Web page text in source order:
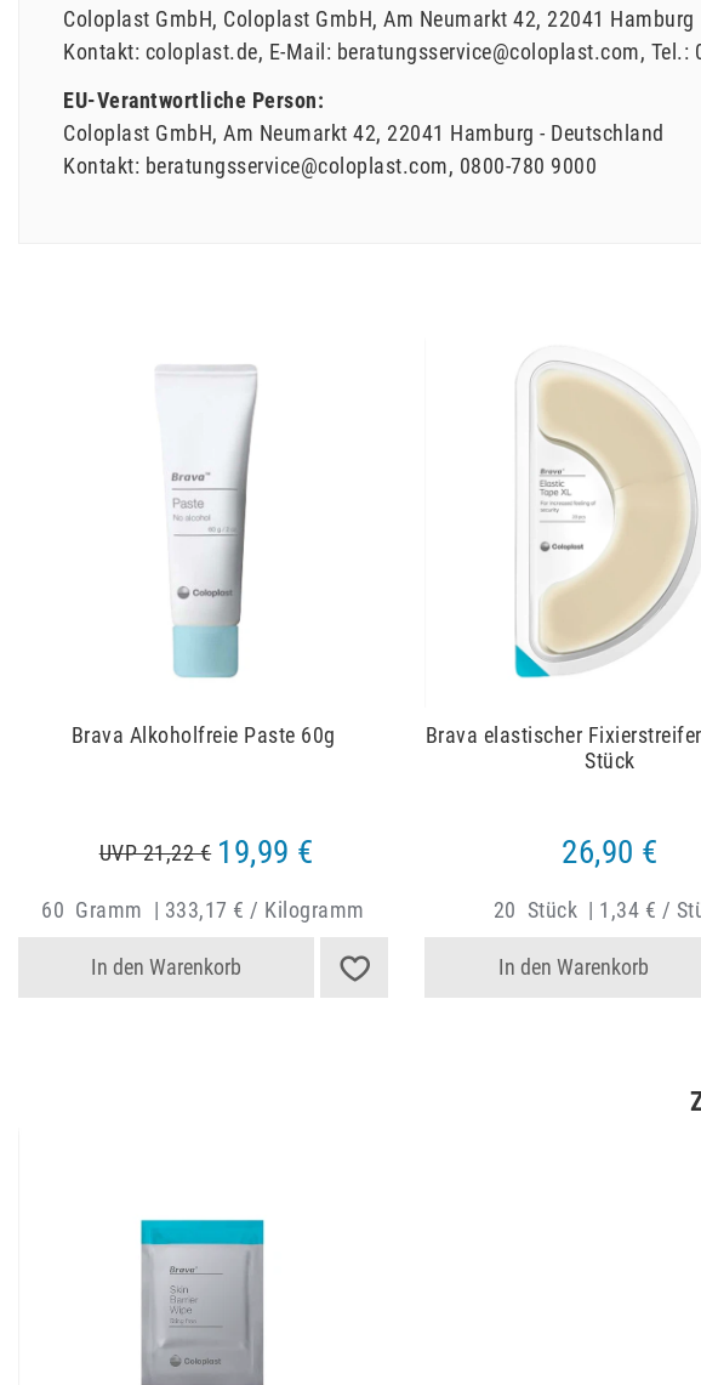
Coloplast GmbH Coloplast GmbH Am Neumarkt 42 22041 Hamburg
Kontakt: coloplast.de E-Mail: beratungsservice@coloplast.com Tel.:
EU-Verantwortliche Person:
Coloplast GmbH Am Neumarkt 42 22041 Hamburg
Deutschland
Kontakt: beratungsservice@coloplast.com 0800-780 9000
Brava Alkoholfreie Paste 60g
UVP 21,22 € 19,99 €
60 Gramm | 333,17 € / Kilogramm
In den Warenkorb
Brava elastischer
Stück
26,90 €
20 Stück | 1,34 € /
In den Warenkorb